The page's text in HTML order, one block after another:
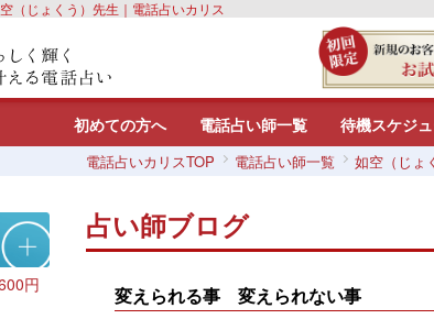
じょくう）先生｜電話占いカリス
初めての方へ 電話占い師一覧 待機スケジ
電話占いカリスTOP 電話占い師一覧 如空（じょ
円
占い師ブログ
変えられる事 変えられない事